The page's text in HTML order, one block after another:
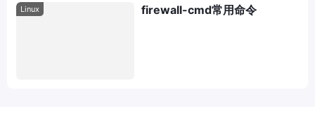
Linux firewall-cmd常用命令